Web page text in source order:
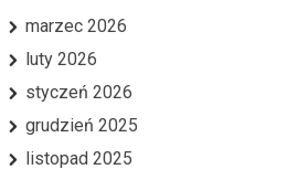
marzec 2026
luty 2026
styczeń 2026
grudzień 2025
listopad 2025